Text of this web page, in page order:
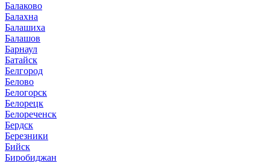
Балаково
Балахна
Балашиха
Балашов
Барнаул
Батайск
Белгород
Белово
Белогорск
Белорецк
Белореченск
Бердск
Березники
Бийск
Биробиджан